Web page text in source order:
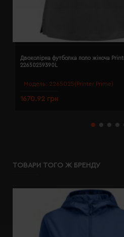
Модель: 2265025(Printer Prime)
Двоколірна футболка поло жіноча
22650259390L
1670.92 грн
ТОВАРИ ТОГО Ж БРЕНДУ